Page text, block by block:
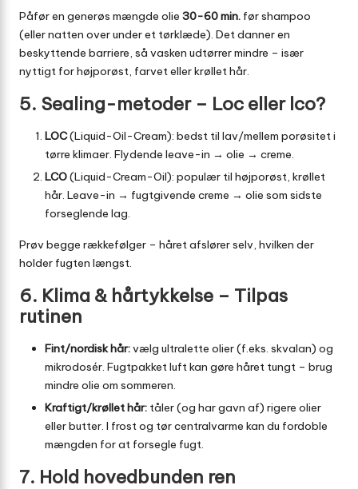
Påfør en generøs mængde olie 30-60 min. før shampoo
(eller natten over under et tørklæde). Det danner en
beskyttende barriere, så vasken udtørrer mindre – især
nyttigt for højporøst, farvet eller krøllet hår.
5. Sealing-metoder – Loc eller lco?
LOC(Liquid-Oil-Cream): bedst til lav/mellem porøsitet i
tørre klimaer. Flydende leave-in → olie → creme.
LCO(Liquid-Cream-Oil): populær til højporøst, krøllet
hår. Leave-in → fugtgivende creme → olie som sidste
forseglende lag.
Prøv begge rækkefølger – håret afslører selv, hvilken der
holder fugten længst.
6. Klima & hårtykkelse – Tilpas
rutinen
Fint/nordisk hår:vælg ultralette olier (f.eks. skvalan) og
mikrodosér. Fugtpakket luft kan gøre håret tungt – brug
mindre olie om sommeren.
Kraftigt/krøllet hår: tåler (og har gavn af) rigere olier
eller butter. I frost og tør centralvarme kan du fordoble
mængden for at forsegle fugt.
7. Hold hovedbunden ren